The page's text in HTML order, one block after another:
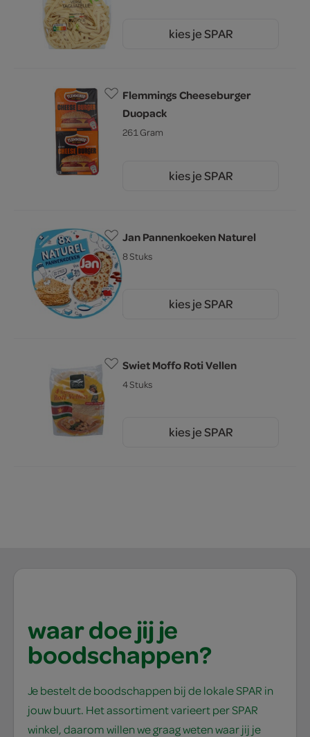
kies je SPAR
Flemmings Cheeseburger
Duopack
261 Gram
kies je SPAR
Jan Pannenkoeken Naturel
8 Stuks
kies je SPAR
Swiet Moffo Roti Vellen
4 Stuks
kies je SPAR
waar doe jij je
boodschappen?
Je bestelt de boodschappen bij de lokale SPAR in
jouw buurt. Het assortiment varieert per SPAR
winkel, daarom willen we graag weten waar jij je